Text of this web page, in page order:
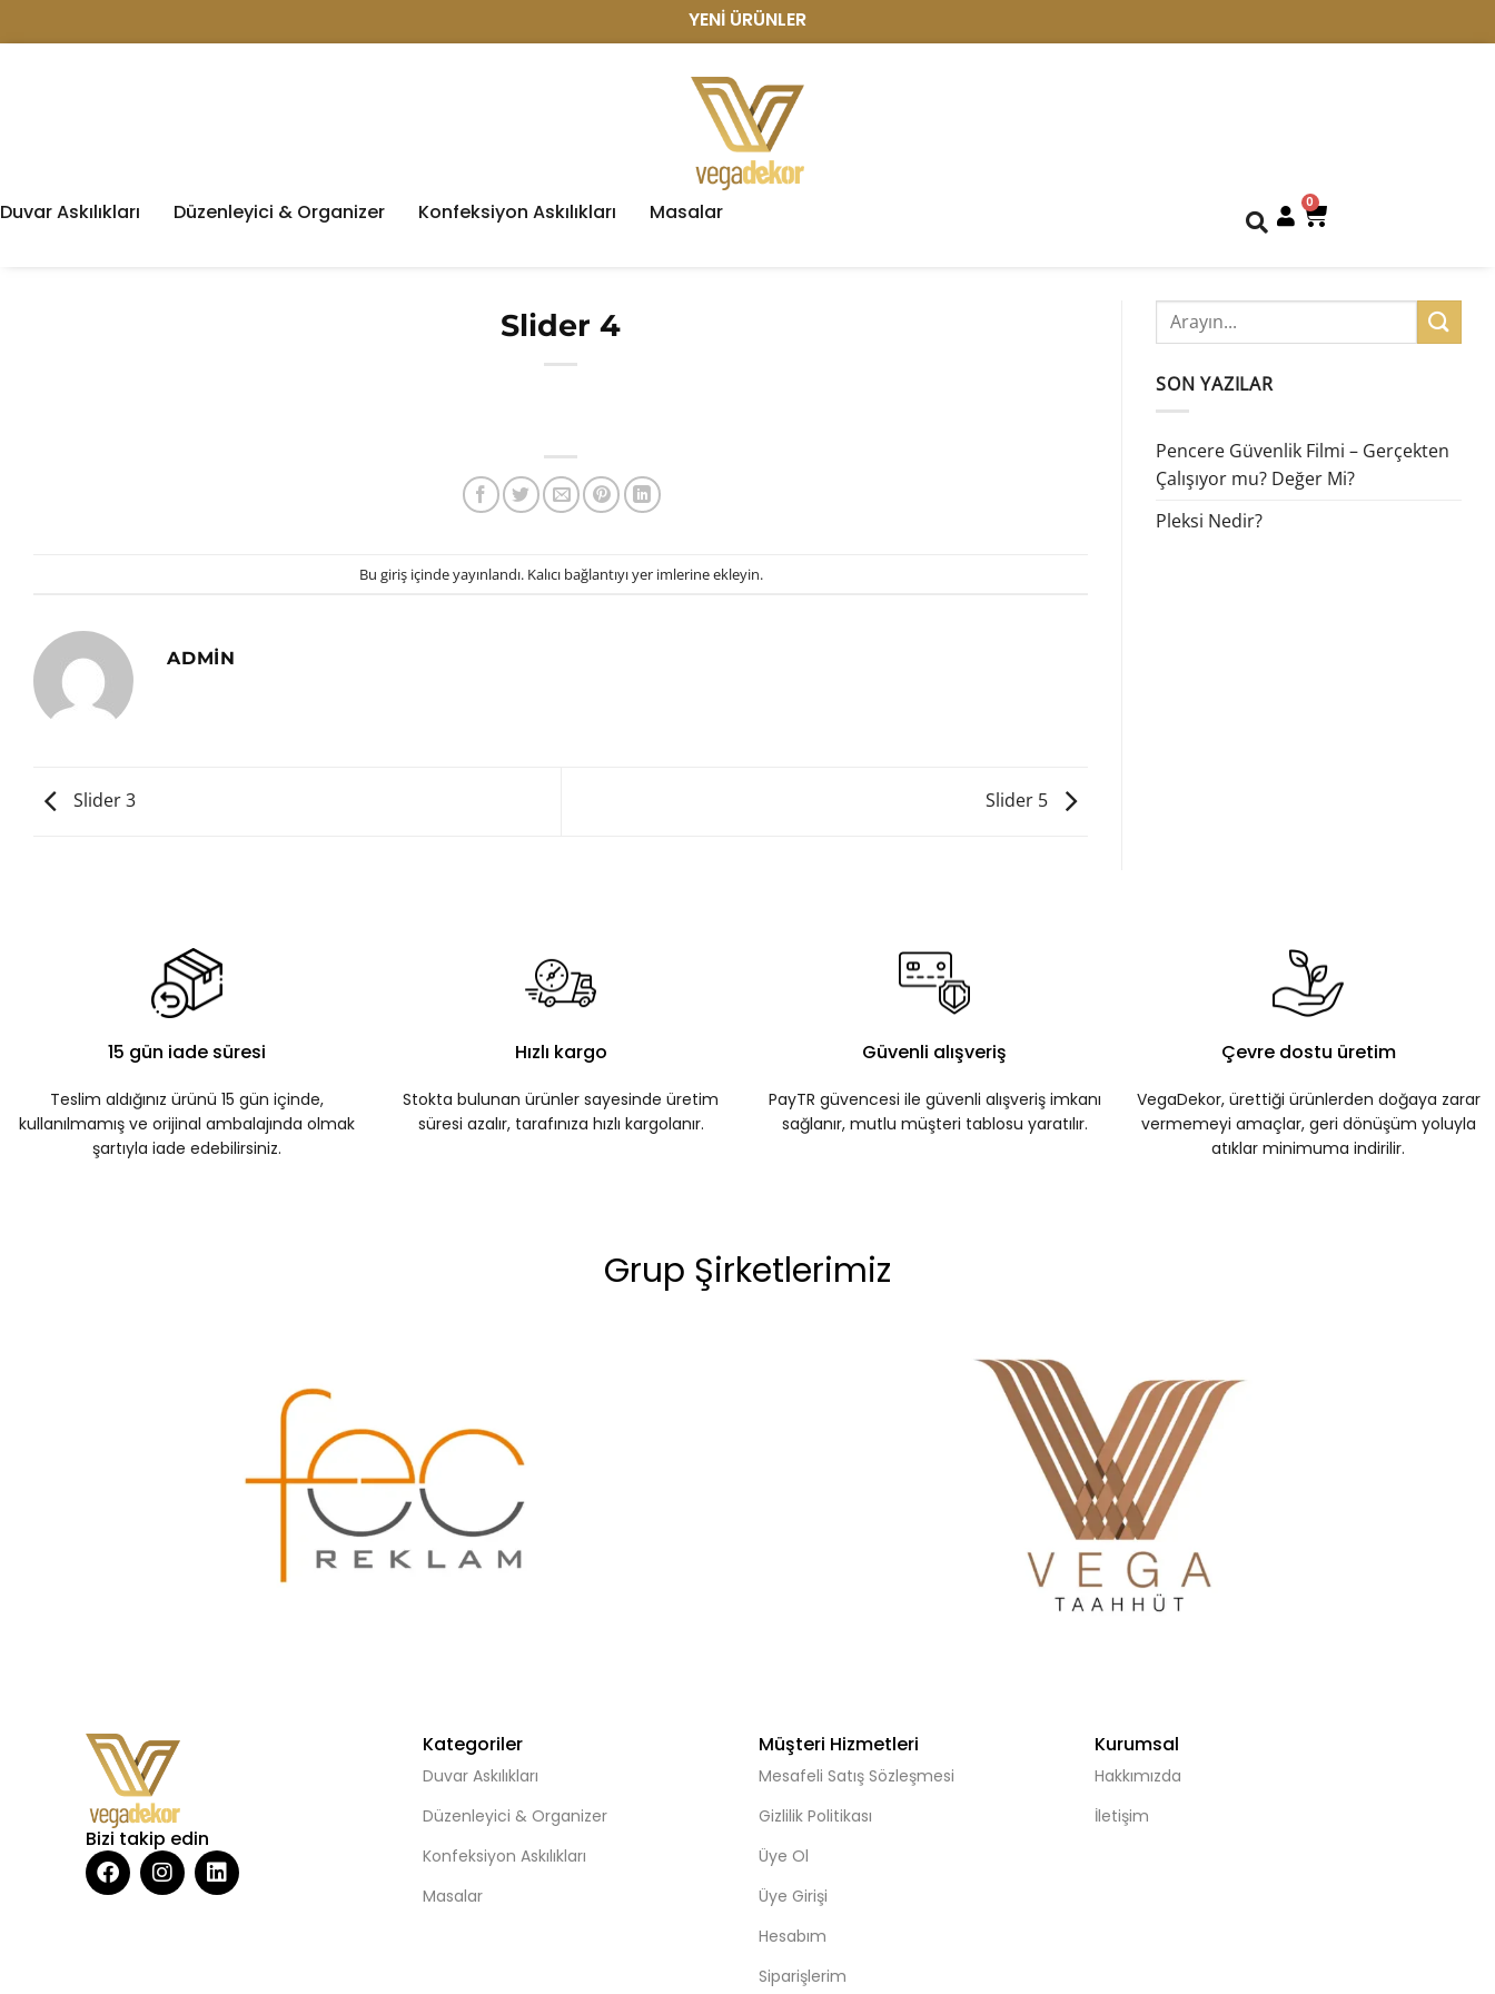
YENİ ÜRÜNLER
Duvar Askılıkları Düzenleyici & Organizer Konfeksiyon Askılıkları Masalar 0
Slider 4
Bu giriş içinde yayınlandı. Kalıcı bağlantıyıyer imlerine ekleyin.
ADMIN
Slider 3 Slider 5
SON YAZILAR
Pencere Güvenlik Filmi – Gerçekten
Çalışıyor mu? Değer Mi?
Pleksi Nedir?
15 gün iade süresi
Teslim aldığınız ürünü 15 gün içinde,
kullanılmamış ve orijinal ambalajında olmak
şartıyla iade edebilirsiniz.
Hızlı kargo
Stokta bulunan ürünler sayesinde üretim
süresi azalır, tarafınıza hızlı kargolanır.
Güvenli alışveriş
PayTR güvencesi ile güvenli alışveriş imkanı
sağlanır, mutlu müşteri tablosu yaratılır.
Çevre dostu üretim
VegaDekor, ürettiği ürünlerden doğaya zarar
vermemeyi amaçlar, geri dönüşüm yoluyla
atıklar minimuma indirilir.
Grup Şirketlerimiz
Bizi takip edin
Kategoriler
Duvar Askılıkları
Düzenleyici & Organizer
Konfeksiyon Askılıkları
Masalar
Müşteri Hizmetleri
Mesafeli Satış Sözleşmesi
Gizlilik Politikası
Üye Ol
Üye Girişi
Hesabım
Siparişlerim
Kurumsal
Hakkımızda
İletişim